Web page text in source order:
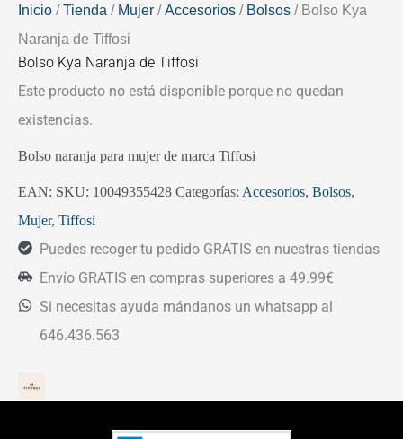
Inicio /Tienda / Mujer /Accesorios / Bolsos / Bolso Kya
Naranja de Tiffosi
Bolso Kya Naranja de Tiffosi
Este producto no está disponible porque no quedan
existencias.
Bolso naranja para mujer de marca Tiffosi
EAN: SKU: 10049355428 Categorías: Accesorios, Bolsos,
Mujer, Tiffosi
Puedes recoger tu pedido GRATIS en nuestras tiendas
Envío GRATIS en compras superiores a 49.99€
Si necesitas ayuda mándanos un whatsapp al
646.436.563